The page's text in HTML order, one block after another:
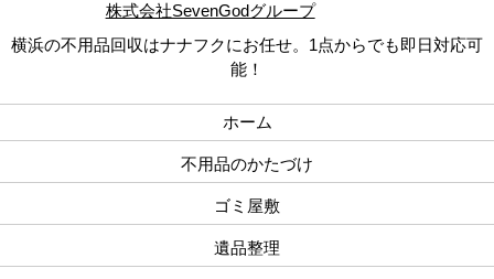
株式会社SevenGodグループ
横浜の不用品回収はナナフクにお任せ。1点からでも即日対応可
能！
ホーム
不用品のかたづけ
ゴミ屋敷
遺品整理